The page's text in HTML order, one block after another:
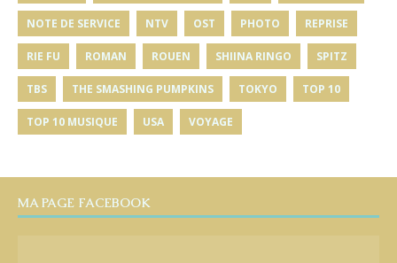
NOTE DE SERVICE NTV OST PHOTO REPRISE
RIE FU ROMAN ROUEN SHIINA RINGO SPITZ
TBS THE SMASHING PUMPKINS TOKYO TOP 10
TOP 10 MUSIQUE USA VOYAGE
MA PAGE FACEBOOK